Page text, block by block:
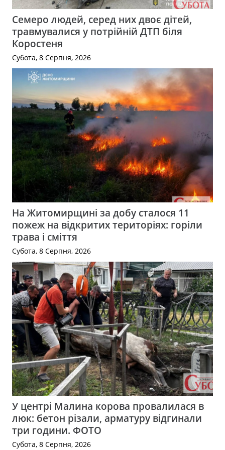
Семеро людей, серед них двоє дітей,
травмувалися у потрійній ДТП біля
Коростеня
Субота, 8 Серпня, 2026
На Житомирщині за добу сталося 11
пожеж на відкритих територіях: горіли
трава і сміття
Субота, 8 Серпня, 2026
У центрі Малина корова провалилася в
люк: бетон різали, арматуру відгинали
три години. ФОТО
Субота, 8 Серпня, 2026